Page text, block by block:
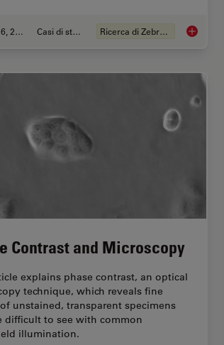
Jun 16, 2025 Casi di studio Ricerca di Zebrafish
Contrast and Microscopy
explains phase contrast, an optical
technique, which reveals fine
unstained, transparent specimens
difficult to see with common
illumination.